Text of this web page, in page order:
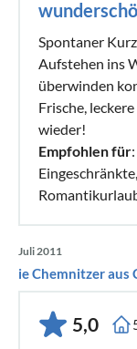
Spontaner
Aufstehen ins
überwinden
Frische,
wieder!
Empfohlen für
Juli 2011
ie Chemnitzer aus
5,0